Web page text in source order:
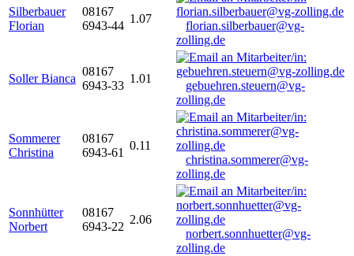
Silberbauer
Florian
08167
6943-44
1.07
florian.silberbauer@vg-
zolling.de
Soller Bianca
08167
6943-33
1.01
gebuehren.steuern@vg-
zolling.de
Sommerer
Christina
08167
6943-61
0.11
christina.sommerer@vg-
zolling.de
Sonnhütter
Norbert
08167
6943-22
2.06
norbert.sonnhuetter@vg-
zolling.de